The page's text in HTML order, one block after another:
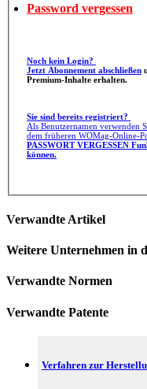
Password vergessen
Noch kein Login?
Jetzt Abonnement abschließen
Premium-Inhalte erhalten.
Sie sind bereits registriert?
Als Benutzernamen verwenden
dem früheren WOMag-Online-
PASSWORT VERGESSEN
können.
Verwandte Artikel
Weitere Unternehmen in
Verwandte Normen
Verwandte Patente
Verfahren zur